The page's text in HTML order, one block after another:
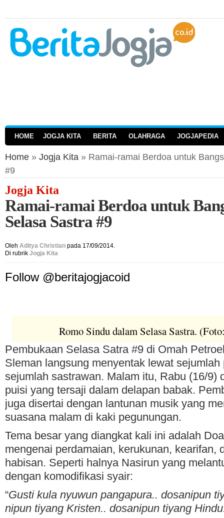
HOME JOGJA KITA BERITA OLAHRAGA JOGJAPEDIA
Home » Jogja Kita » Ramai-ramai Berdoa untuk
#9
Jogja Kita
Ramai-ramai Berdoa untuk
Selasa Sastra #9
Oleh Aditya Christian pada 17/09/2014.
Di rubrik Jogja Kita
Follow @beritajogjacoid
Romo Sindu dalam Selasa Sastra.
Pembukaan Selasa Satra #9 di Omah
Sleman langsung menyentak lewat sejumlah
sejumlah sastrawan. Malam itu, Rabu (16/9)
puisi yang tersaji dalam delapan babak.
juga disertai dengan lantunan musik yang
suasana malam di kaki pegunungan.
Tema besar yang diangkat kali ini adalah
mengenai perdamaian, kerukunan, kearifan,
habisan. Seperti halnya Nasirun yang
dengan komodifikasi syair:
“Gusti kula nyuwun pangapura.. dosanipun
nipun tiyang Kristen.. dosanipun tiyang